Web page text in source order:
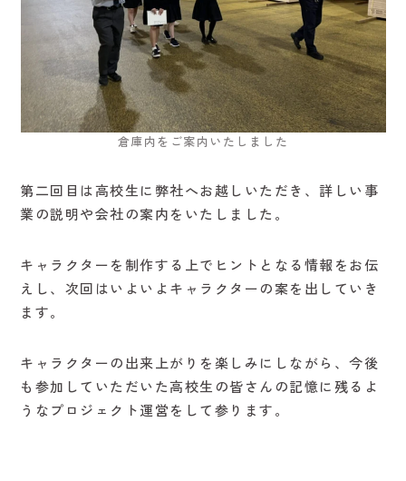
倉庫内をご案内いたしました
第二回目は高校生に弊社へお越しいただき、詳しい事
業の説明や会社の案内をいたしました。
キャラクターを制作する上でヒントとなる情報をお伝
えし、次回はいよいよキャラクターの案を出していき
ます。
キャラクターの出来上がりを楽しみにしながら、今後
も参加していただいた高校生の皆さんの記憶に残るよ
うなプロジェクト運営をして参ります。